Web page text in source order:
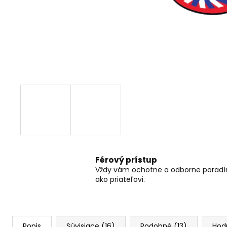
Férový prístup
Vždy vám ochotne a odborne
ako priateľovi.
RC DRIFTOVACIE AUTO HB-DRIFT CAR